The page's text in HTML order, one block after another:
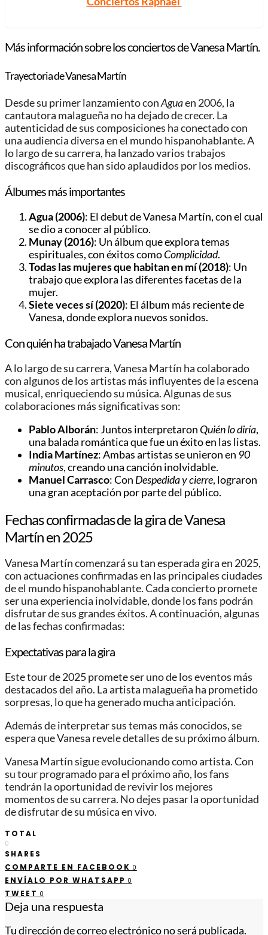
Más información sobre los conciertos de Vanesa Martín.
Trayectoria de Vanesa Martín
Desde su primer lanzamiento conAguaen 2006, la
cantautora malagueña no ha dejado de crecer. La
autenticidad de sus composiciones ha conectado con
una audiencia diversa en el mundo hispanohablante. A
lo largo de su carrera, ha lanzado varios trabajos
discográficos que han sido aplaudidos por los medios.
Álbumes más importantes
Agua (2006): El debut de Vanesa Martín, con el cual
se dio a conocer al público.
Munay (2016): Un álbum que explora temas
espirituales, con éxitos comoComplicidad.
Todas las mujeres que habitan en mí (2018): Un
trabajo que explora las diferentes facetas de la
mujer.
Siete veces sí (2020): El álbum más reciente de
Vanesa, donde explora nuevos sonidos.
Con quién ha trabajado Vanesa Martín
A lo largo de su carrera, Vanesa Martín ha colaborado
con algunos de los artistas más influyentes de la escena
musical, enriqueciendo su música. Algunas de sus
colaboraciones más significativas son:
Pablo Alborán: Juntos interpretaron Quién lo diría,
una balada romántica que fue un éxito en las listas.
India Martínez: Ambas artistas se unieron en 90
minutos, creando una canción inolvidable.
Manuel Carrasco: Con Despedida y cierre, lograron
una gran aceptación por parte del público.
Fechas confirmadas de la gira de Vanesa
Martín en 2025
Vanesa Martín comenzará su tan esperada gira en 2025,
con actuaciones confirmadas en las principales ciudades
de el mundo hispanohablante. Cada concierto promete
ser una experiencia inolvidable, donde los fans podrán
disfrutar de sus grandes éxitos. A continuación, algunas
de las fechas confirmadas:
Expectativas para la gira
Este tour de 2025 promete ser uno de los eventos más
destacados del año. La artista malagueña ha prometido
sorpresas, lo que ha generado mucha anticipación.
Además de interpretar sus temas más conocidos, se
espera que Vanesa revele detalles de su próximo álbum.
Vanesa Martín sigue evolucionando como artista. Con
su tour programado para el próximo año, los fans
tendrán la oportunidad de revivir los mejores
momentos de su carrera. No dejes pasar la oportunidad
de disfrutar de su música en vivo.
TOTAL
0
SHARES
COMPARTE EN FACEBOOK 0
ENVÍALO POR WHATSAPP 0
TWEET 0
Deja una respuesta
Tu dirección de correo electrónico no será publicada.